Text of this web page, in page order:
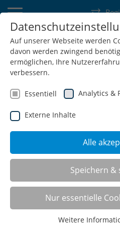
Deutschland Schweiz Österreich
Luxemburg Niederlande Wallonie
Der stabile 4-fach
eine schnelle und
Auf unserer Webseite werden
davon werden zwingend
ermöglichen, Ihre
verbessern.
Essentiell Analytics &
Externe Inhalte
Alle
Speichern &
Nur essentielle
Weitere